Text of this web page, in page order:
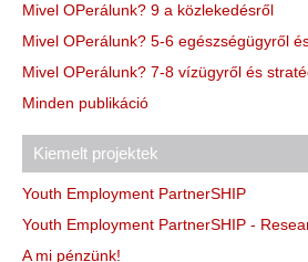
Mivel OPerálunk? 9 a közlekedésről
Mivel OPerálunk? 5-6 egészségügyről
Mivel OPerálunk? 7-8 vízügyről és
Minden publikáció
Kiemelt projektek
Youth Employment PartnerSHIP
Youth Employment PartnerSHIP -
A mi pénzünk!